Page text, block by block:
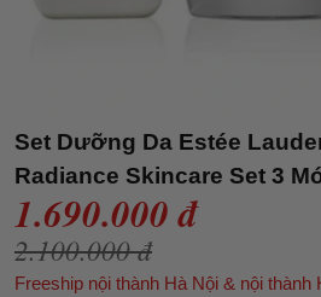
Set Dưỡng Da Estée
Radiance Skincare Set 3
1.690.000 đ
2.100.000 đ
Freeship nội thành Hà Nội & nội thành